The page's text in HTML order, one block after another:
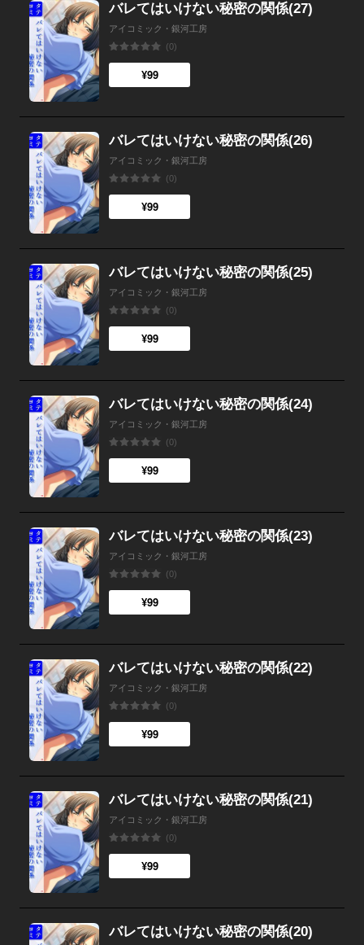
バレてはいけない秘密の関係(27)
アイコミック・銀河工房
(0)
¥99
バレてはいけない秘密の関係(26)
アイコミック・銀河工房
(0)
¥99
バレてはいけない秘密の関係(25)
アイコミック・銀河工房
(0)
¥99
バレてはいけない秘密の関係(24)
アイコミック・銀河工房
(0)
¥99
バレてはいけない秘密の関係(23)
アイコミック・銀河工房
(0)
¥99
バレてはいけない秘密の関係(22)
アイコミック・銀河工房
(0)
¥99
バレてはいけない秘密の関係(21)
アイコミック・銀河工房
(0)
¥99
バレてはいけない秘密の関係(20)